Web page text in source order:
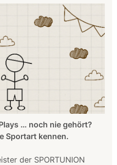
… noch nie gehört?
Sportart kennen.
der SPORTUNION